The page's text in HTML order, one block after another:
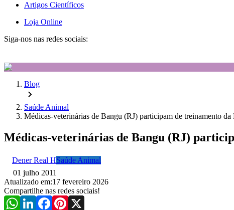
Artigos Científicos
Loja Online
Siga-nos nas redes sociais:
Blog
Saúde Animal
Médicas-veterinárias de Bangu (RJ) participam de treinamento da
Médicas-veterinárias de Bangu (RJ)
Dener Real HSaúde Animal
01 julho 2011
Atualizado em:17 fevereiro 2026
Compartilhe nas redes sociais!